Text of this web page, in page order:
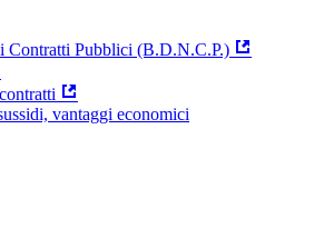
Contratti Pubblici (B.D.N.C.P.)
vantaggi economici